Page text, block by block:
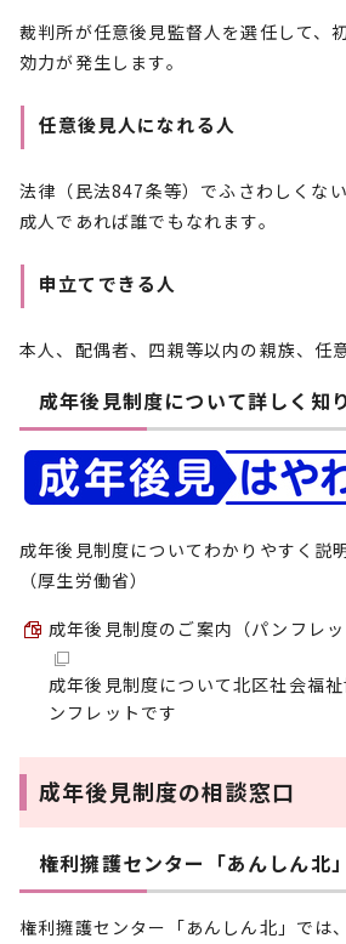
裁判所が任意後見監督人を選任して、
効力が発生します。
任意後見人になれる人
法律（民法847条等）でふさわしくな
成人であれば誰でもなれます。
申立てできる人
本人、配偶者、四親等以内の親族、任
成年後見制度について詳しく知
成年後見制度についてわかりやすく説
（厚生労働省）
成年後見制度のご案内（パンフレ
成年後見制度について北区社会福
ンフレットです
成年後見制度の相談窓口
権利擁護センター「あんしん北」
権利擁護センター「あんしん北」では